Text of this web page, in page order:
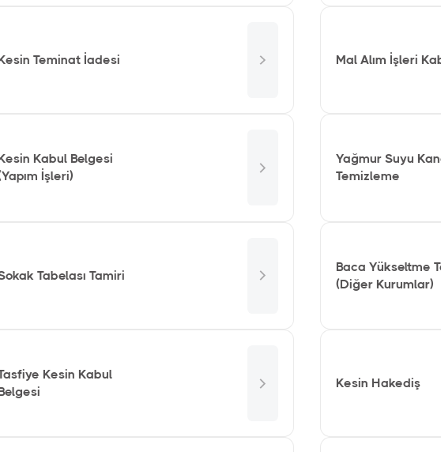
Kesin Teminat İadesi Mal Alım İşleri
Kesin Kabul Belgesi
İşleri)
Yağmur Suyu
Temizleme
Tabelası Tamiri
Baca Yükseltme
(Diğer Kurumlar)
Kesin Kabul
Belgesi
Kesin Hakediş